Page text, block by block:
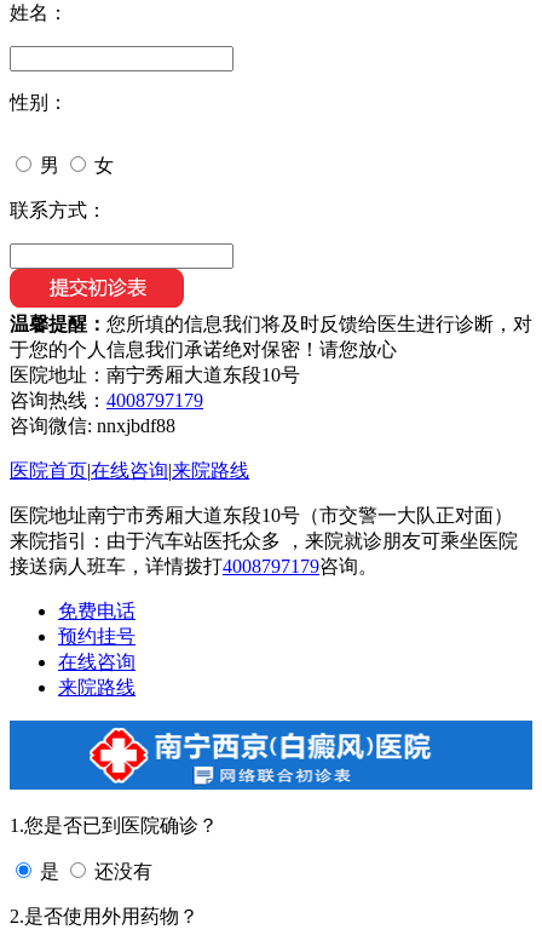
姓名：
性别：
男 女
联系方式：
温馨提醒： 您所填的信息我们将及时反馈给医生进行诊断，对
于您的个人信息我们承诺绝对保密！请您放心
医院地址：南宁秀厢大道东段10号
咨询热线： 4008797179
咨询微信: nnxjbdf88
医院首页|在线咨询|来院路线
医院地址南宁市秀厢大道东段10号（市交警一大队正对面）
来院指引：由于汽车站医托众多 ，来院就诊朋友可乘坐医院
接送病人班车，详情拨打4008797179咨询。
免费电话
预约挂号
在线咨询
来院路线
1.您是否已到医院确诊？
是 还没有
2.是否使用外用药物？